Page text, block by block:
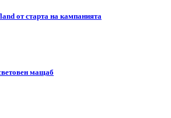
от старта на кампанията
мащаб